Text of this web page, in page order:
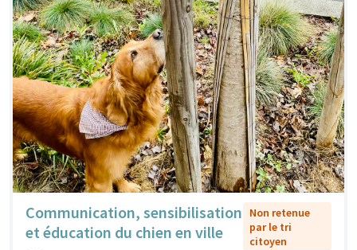
Communication, sensibilisation
et éducation du chien en ville
Non retenue
par le tri
citoyen